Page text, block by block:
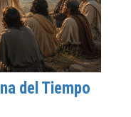
del Tiempo